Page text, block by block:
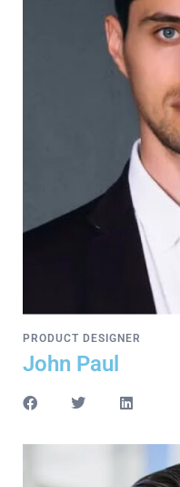
PRODUCT DESIGNER
John Paul